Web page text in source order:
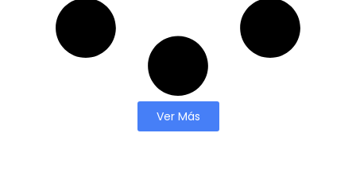
Ver Más